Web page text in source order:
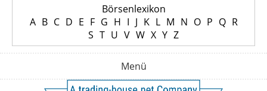
Börsenlexikon
A B C D E F G H I J K L M N O P Q R
S T U V W X Y Z
Menü